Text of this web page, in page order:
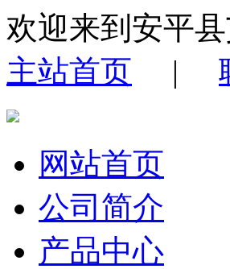
欢迎来到安平
主站首页 |
网站首页
公司简介
产品中心